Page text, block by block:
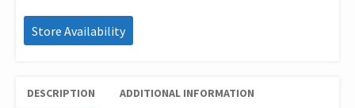
Store Availability
DESCRIPTION ADDITIONAL INFORMATION